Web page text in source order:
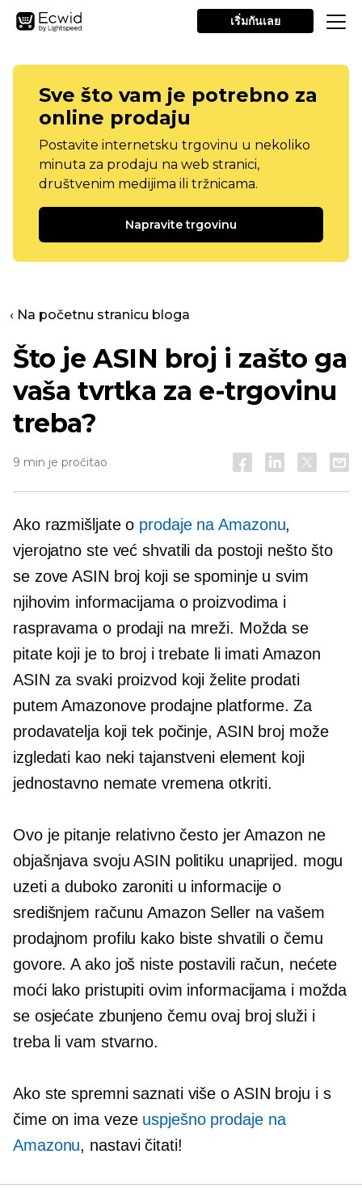
เริ่มกันเลย
Sve što vam je potrebno za
online prodaju
Postavite internetsku trgovinu u nekoliko
minuta za prodaju na web stranici,
društvenim medijima ili tržnicama.
Napravite trgovinu
‹ Na početnu stranicu bloga
Što je ASIN broj i zašto ga
vaša tvrtka za e-trgovinu
treba?
9 min je pročitao
Ako razmišljate o prodaje na Amazonu,
vjerojatno ste već shvatili da postoji nešto što
se zove ASIN broj koji se spominje u svim
njihovim informacijama o proizvodima i
raspravama o prodaji na mreži. Možda se
pitate koji je to broj i trebate li imati Amazon
ASIN za svaki proizvod koji želite prodati
putem Amazonove prodajne platforme. Za
prodavatelja koji tek počinje, ASIN broj može
izgledati kao neki tajanstveni element koji
jednostavno nemate vremena otkriti.
Ovo je pitanje relativno često jer Amazon ne
objašnjava svoju ASIN politiku unaprijed. mogu
uzeti aduboko zaronitiu informacije o
središnjem računu Amazon Seller na vašem
prodajnom profilu kako biste shvatili o čemu
govore. A ako još niste postavili račun, nećete
moći lako pristupiti ovim informacijama i možda
se osjećate zbunjeno čemu ovaj broj služi i
treba li vam stvarno.
Ako ste spremni saznati više o ASIN broju i s
čime on ima veze uspješno prodaje na
Amazonu, nastavi čitati!